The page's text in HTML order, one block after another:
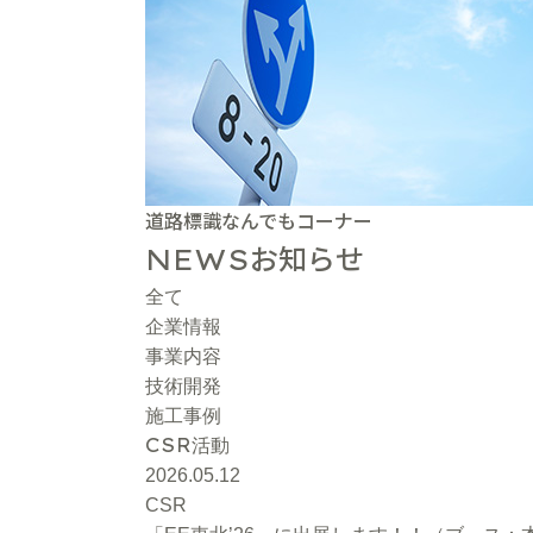
道路標識なんでもコーナー
NEWSお知らせ
全て
企業情報
事業内容
技術開発
施工事例
CSR活動
2026.05.12
CSR